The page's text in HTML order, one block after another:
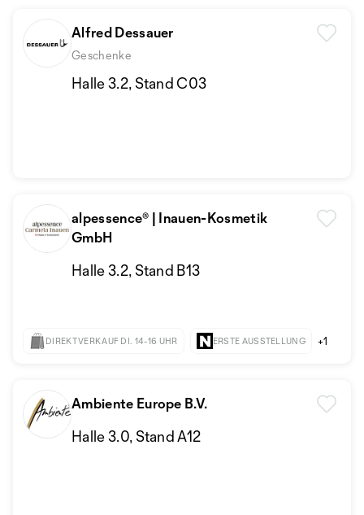
Alfred Dessauer
Geschenke
Halle 3.2, Stand C03
alpessence® | Inauen-Kosmetik
GmbH
Halle 3.2, Stand B13
DIREKTVERKAUF DI. 14-16 UHR ERSTE AUSSTELLUNG +1
Ambiente Europe B.V.
Halle 3.0, Stand A12